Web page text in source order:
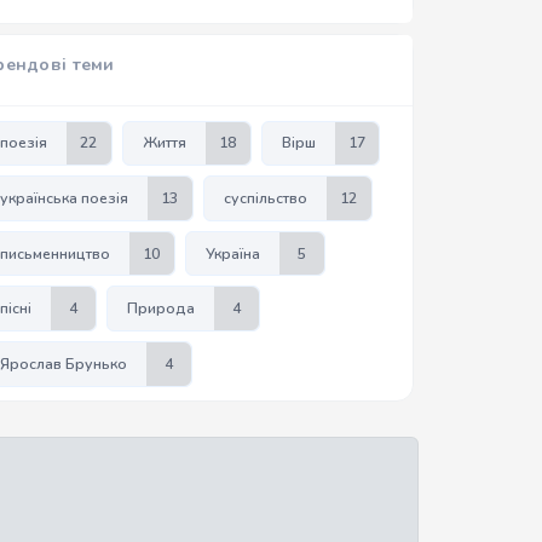
теми
поезія 22 Життя 18 Вірш 17
українська поезія 13 суспільство 12
письменництво 10 Україна 5
пісні 4 Природа 4
Ярослав Брунько 4